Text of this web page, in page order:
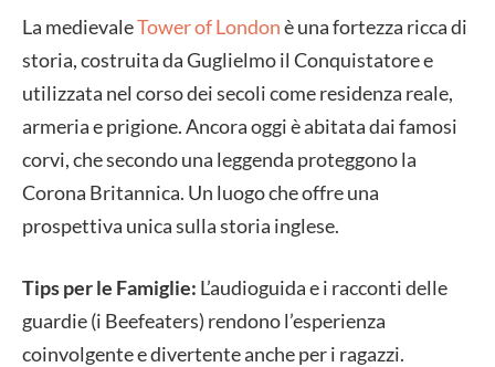
La medievaleTower of Londonè una fortezza ricca di
storia, costruita da Guglielmo il Conquistatore e
utilizzata nel corso dei secoli come residenza reale,
armeria e prigione. Ancora oggi è abitata dai famosi
corvi, che secondo una leggenda proteggono la
Corona Britannica. Un luogo che offre una
prospettiva unica sulla storia inglese.
Tips per le Famiglie: L’audioguida e i racconti delle
guardie (i Beefeaters) rendono l’esperienza
coinvolgente e divertente anche per i ragazzi.